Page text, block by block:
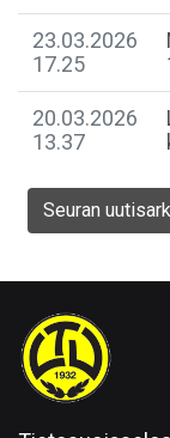
23.03.2026
17.25
20.03.2026
13.37
Seuran